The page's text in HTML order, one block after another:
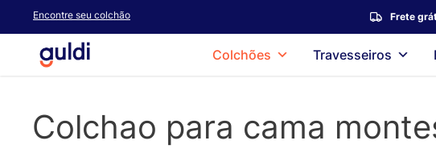
content
Encontre seu colchão Frete
Colchões Travesseiros
Colchao para cama